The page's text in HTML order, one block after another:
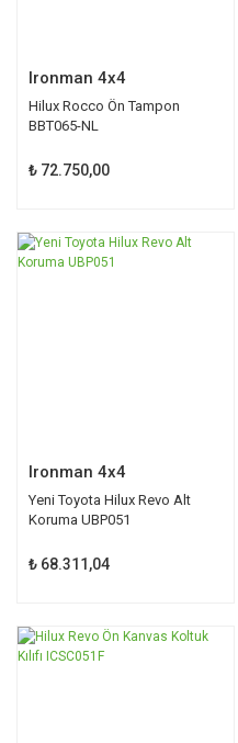
Ironman 4x4
Hilux Rocco Ön Tampon
BBT065-NL
₺ 72.750,00
Ironman 4x4
Yeni Toyota Hilux Revo Alt
Koruma UBP051
₺ 68.311,04